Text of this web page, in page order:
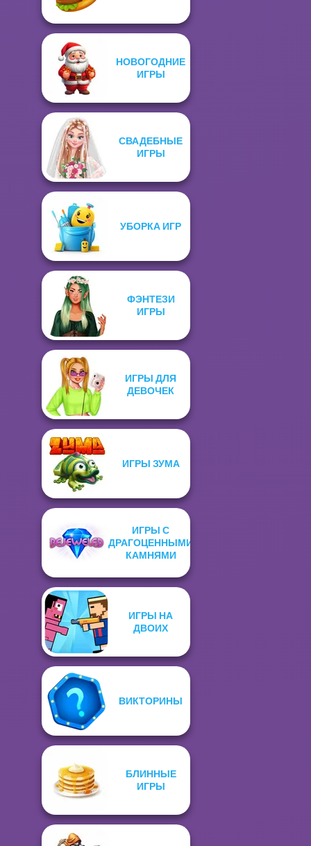
НОВОГОДНИЕ
ИГРЫ
СВАДЕБНЫЕ
ИГРЫ
УБОРКА ИГР
ФЭНТЕЗИ
ИГРЫ
ИГРЫ ДЛЯ
ДЕВОЧЕК
ИГРЫ ЗУМА
ИГРЫ С
ДРАГОЦЕННЫМИ
КАМНЯМИ
ИГРЫ НА
ДВОИХ
ВИКТОРИНЫ
БЛИННЫЕ
ИГРЫ